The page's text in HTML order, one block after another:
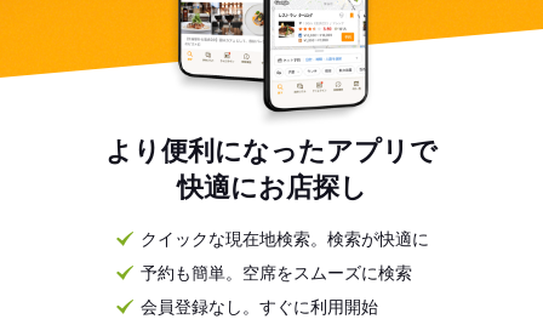
より便利になったアプリで
快適にお店探し
クイックな現在地検索。検索が快適に
予約も簡単。空席をスムーズに検索
会員登録なし。すぐに利用開始